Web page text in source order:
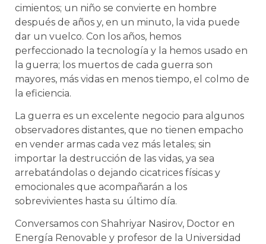
cimientos; un niño se convierte en hombre
después de años y, en un minuto, la vida puede
dar un vuelco. Con los años, hemos
perfeccionado la tecnología y la hemos usado en
la guerra; los muertos de cada guerra son
mayores, más vidas en menos tiempo, el colmo de
la eficiencia.
La guerra es un excelente negocio para algunos
observadores distantes, que no tienen empacho
en vender armas cada vez más letales; sin
importar la destrucción de las vidas, ya sea
arrebatándolas o dejando cicatrices físicas y
emocionales que acompañarán a los
sobrevivientes hasta su último día.
Conversamos con Shahriyar Nasirov, Doctor en
Energía Renovable y profesor de la Universidad